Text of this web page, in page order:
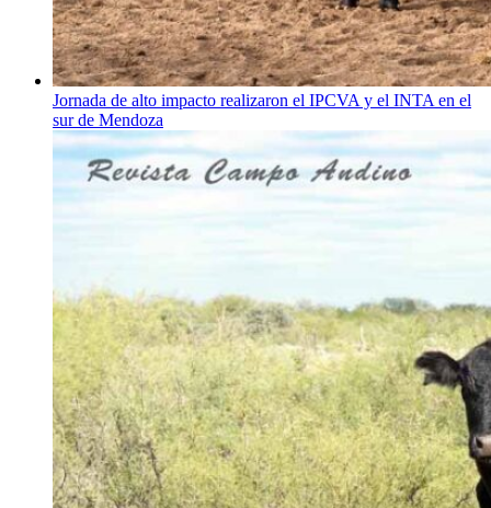
Jornada de alto impacto realizaron el IPCVA y el INTA en el
sur de Mendoza